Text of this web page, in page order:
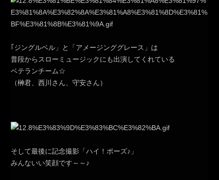
｢ジングルベル」と「アメージンググレース」は
普段からスローミュージックにも出演してくれている
ベテランチーム☆
（榊君、西川さん、守安さん）
そして最後に記念撮影「ハイ！ポーズ♪」
みんないい笑顔です～～♪